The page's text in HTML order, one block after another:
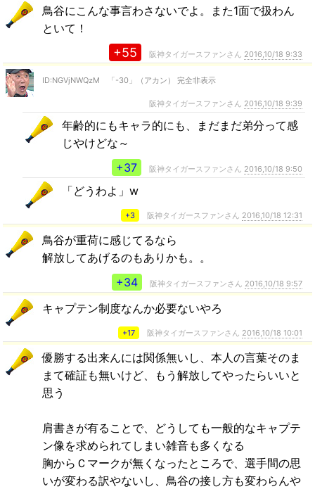
鳥谷にこんな事言わさないでよ。また1面で扱わん
といて！
+55 阪神タイガースファンさん 2016,10/18 9:33
ID:NGVjNWQzM 「-30」（アカン） 完全非表示
阪神タイガースファンさん 2016,10/18 9:39
年齢的にもキャラ的にも、まだまだ弟分って感
じやけどな～
+37
阪神タイガースファンさん 2016,10/18 9:50
「どうわよ」w
+3 阪神タイガースファンさん 2016,10/18 12:31
鳥谷が重荷に感じてるなら
解放してあげるのもありかも。。
+34
阪神タイガースファンさん 2016,10/18 9:57
キャプテン制度なんか必要ないやろ
+17 阪神タイガースファンさん 2016,10/18 10:01
優勝する出来んには関係無いし、本人の言葉そのま
まて確証も無いけど、もう解放してやったらいいと
思う
肩書きが有ることで、どうしても一般的なキャプテ
ン像を求められてしまい雑音も多くなる
胸からＣマークが無くなったところで、選手間の思
いが変わる訳やないし、鳥谷の接し方も変わらんや